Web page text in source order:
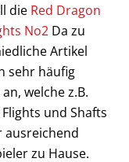
die Red Dragon
No2 Da zu
Artikel
sehr häufig
welche z.B.
und Shafts
ausreichend
zu Hause.